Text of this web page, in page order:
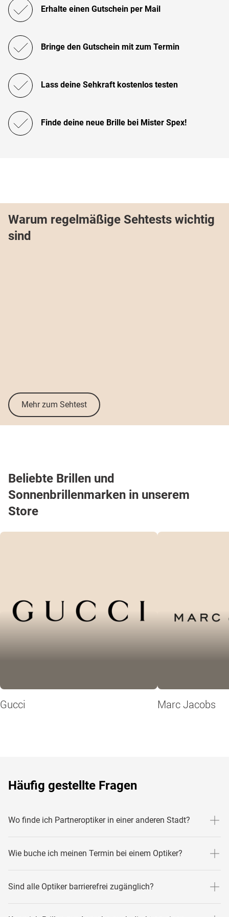
Erhalte einen Gutschein per Mail
Bringe den Gutschein mit zum Termin
Lass deine Sehkraft kostenlos testen
Finde deine neue Brille bei Mister Spex!
Warum regelmäßige Sehtests wichtig
sind
Mehr zum Sehtest
Beliebte Brillen und
Sonnenbrillenmarken in unserem
Store
Gucci Marc Jacobs
Häufig gestellte Fragen
Wo finde ich Partneroptiker in einer anderen Stadt?
Hier findest du Links zu anderen Städten mit unseren
Pforzheim
Wie buche ich meinen Termin bei einem Optiker?
1. Besuche unsere Sehtest-Seite. Den Link findest du oben
Sind alle Optiker barrierefrei zugänglich?